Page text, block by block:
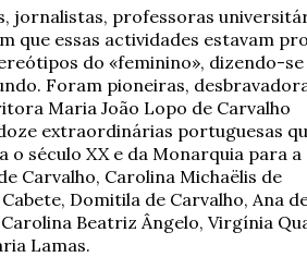
jornalistas, professoras
que essas actividades estavam
do «feminino», dizendo-se
Foram pioneiras,
Maria João Lopo de Carvalho
extraordinárias portuguesas
século XX e da Monarquia para a
Carvalho, Carolina Michaëlis de
Domitila de Carvalho, Ana
Beatriz Ângelo, Virgínia
Lamas.